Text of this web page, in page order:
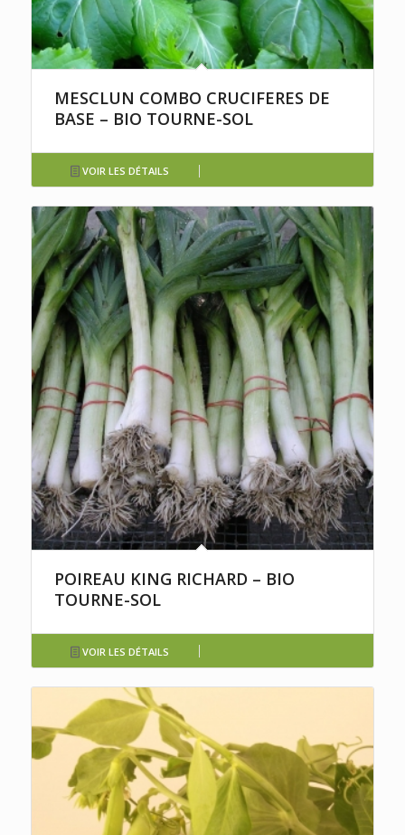
MESCLUN COMBO CRUCIFERES DE
BASE – BIO TOURNE-SOL
VOIR LES DÉTAILS
POIREAU KING RICHARD – BIO
TOURNE-SOL
VOIR LES DÉTAILS